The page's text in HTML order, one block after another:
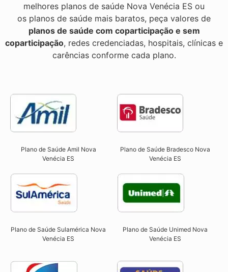
melhores planos de saúde Nova Venécia ES ou
os planos de saúde mais baratos, peça valores de
planos de saúde com coparticipação e sem
coparticipação, redes credenciadas, hospitais, clínicas e
carências conforme cada plano.
Plano de Saúde Amil Nova
Venécia ES
Plano de Saúde Bradesco Nova
Venécia ES
Plano de Saúde Sulamérica Nova
Venécia ES
Plano de Saúde Unimed Nova
Venécia ES